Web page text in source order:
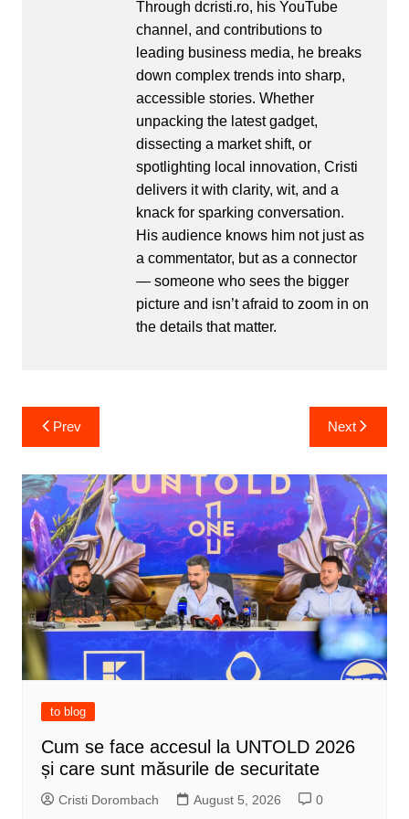
Through dcristi.ro, his YouTube
channel, and contributions to
leading business media, he breaks
down complex trends into sharp,
accessible stories. Whether
unpacking the latest gadget,
dissecting a market shift, or
spotlighting local innovation, Cristi
delivers it with clarity, wit, and a
knack for sparking conversation.
His audience knows him not just as
a commentator, but as a connector
— someone who sees the bigger
picture and isn’t afraid to zoom in on
the details that matter.
Post
navigation
Prev Next
to blog
Cum se face accesul la UNTOLD 2026
și care sunt măsurile de securitate
Cristi Dorombach August 5, 2026 0